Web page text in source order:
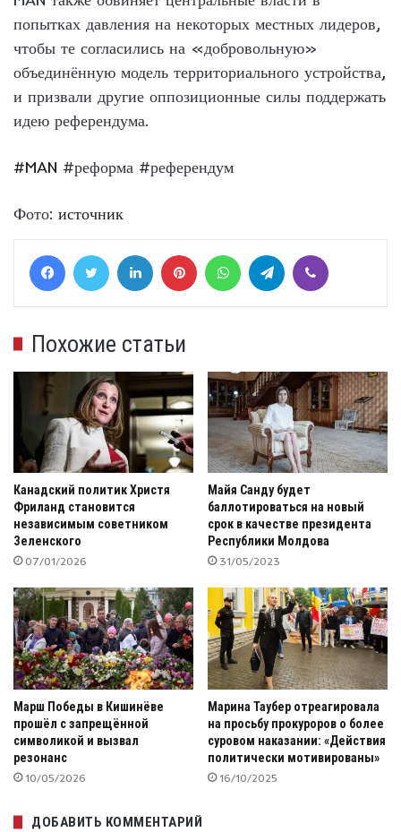
попытках давления на некоторых местных лидеров,
чтобы те согласились на «добровольную»
объединённую модель территориального устройства,
и призвали другие оппозиционные силы поддержать
идею референдума.
#MAN #реформа #референдум
Фото: источник
FacebookTwitter LinkedIn Pinterest WhatsAppTelegram
Похожие статьи
Канадский политик Христя
Фриланд становится
независимым советником
Зеленского
07/01/2026
Майя Санду будет
баллотироваться на новый
срок в качестве президента
Республики Молдова
31/05/2023
Марш Победы в Кишинёве
прошёл с запрещённой
символикой и вызвал
резонанс
10/05/2026
Марина Таубер отреагировала
на просьбу прокуроров о более
суровом наказании: «Действия
политически мотивированы»
16/10/2025
ДОБАВИТЬ КОММЕНТАРИЙ